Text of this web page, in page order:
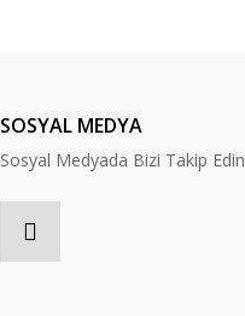
SOSYAL MEDYA
Sosyal Medyada Bizi Takip Edin